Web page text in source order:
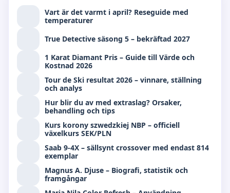
Vart är det varmt i april? Reseguide med
temperaturer
True Detective säsong 5 – bekräftad 2027
1 Karat Diamant Pris – Guide till Värde och
Kostnad 2026
Tour de Ski resultat 2026 – vinnare, ställning
och analys
Hur blir du av med extraslag? Orsaker,
behandling och tips
Kurs korony szwedzkiej NBP – officiell
växelkurs SEK/PLN
Saab 9-4X – sällsynt crossover med endast 814
exemplar
Magnus A. Djuse – Biografi, statistik och
framgångar